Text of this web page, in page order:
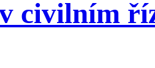
civilním